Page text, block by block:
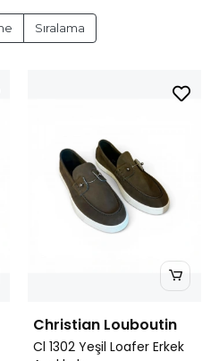
Sıralama
Christian Louboutin
Cl 1302 Yeşil Loafer Erkek